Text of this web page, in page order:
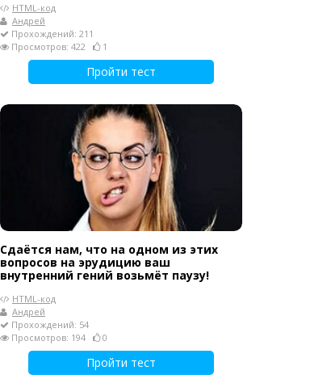
HTML-код
Андрей
Прохождений: 211
Просмотров: 422
1
Пройти тест
Сдаётся нам, что на одном из этих
вопросов на эрудицию ваш
внутренний гений возьмёт паузу!
HTML-код
Андрей
Прохождений: 54
Просмотров: 194
0
Пройти тест